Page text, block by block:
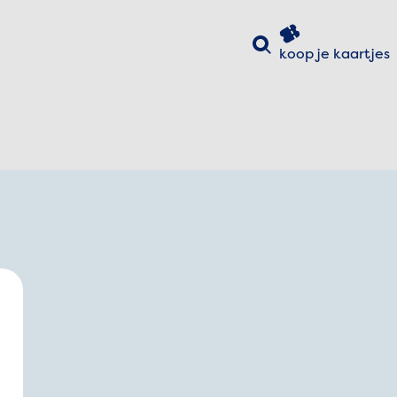
koop je kaartjes
Zoeken